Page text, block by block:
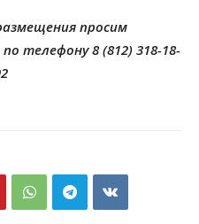
просим
телефону 8 (812) 318-18-